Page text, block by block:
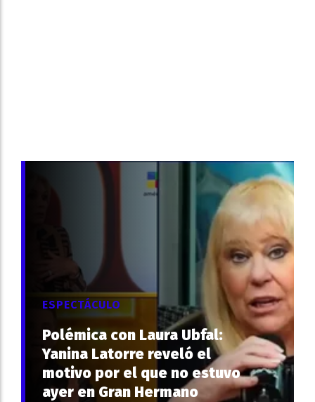
Polémica con Laura Ubfal:
Yanina Latorre reveló el
motivo por el que no estuvo
ayer en Gran Hermano
ESPECTÁCULO